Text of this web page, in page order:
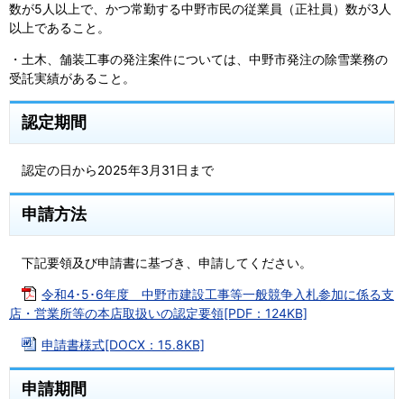
数が5人以上で、かつ常勤する中野市民の従業員（正社員）数が3人
以上であること。
・土木、舗装工事の発注案件については、中野市発注の除雪業務の
受託実績があること。
認定期間
認定の日から2025年3月31日まで
申請方法
下記要領及び申請書に基づき、申請してください。
令和4･5･6年度 中野市建設工事等一般競争入札参加に係る支
店・営業所等の本店取扱いの認定要領[PDF：124KB]
申請書様式[DOCX：15.8KB]
申請期間